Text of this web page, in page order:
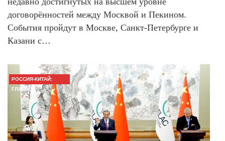
договорённостей между Москвой и Пекином.
События пройдут в Москве, Санкт-Петербурге и
Казани с…
РОССИЯ-КИТАЙ:
ГЛАВНОЕ